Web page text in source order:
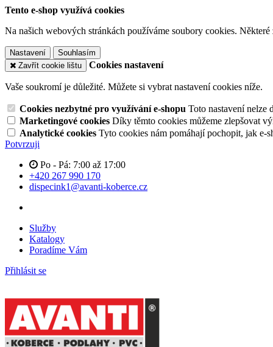
Tento e-shop využívá cookies
Na našich webových stránkách používáme soubory cookies.
Nastavení
Souhlasím
Zavřít cookie lištu
Cookies nastavení
Vaše soukromí je důležité. Můžete si vybrat nastavení cookies níže.
Cookies nezbytné pro využívání e-shopu Toto nastavení nelze
Marketingové cookies Díky těmto cookies můžeme zlepšovat
Analytické cookies Tyto cookies nám pomáhají pochopit, jak e-
Potvrzuji
Po - Pá: 7:00 až 17:00
+420 267 990 170
dispecink1@avanti-koberce.cz
Služby
Katalogy
Poradíme Vám
Přihlásit se